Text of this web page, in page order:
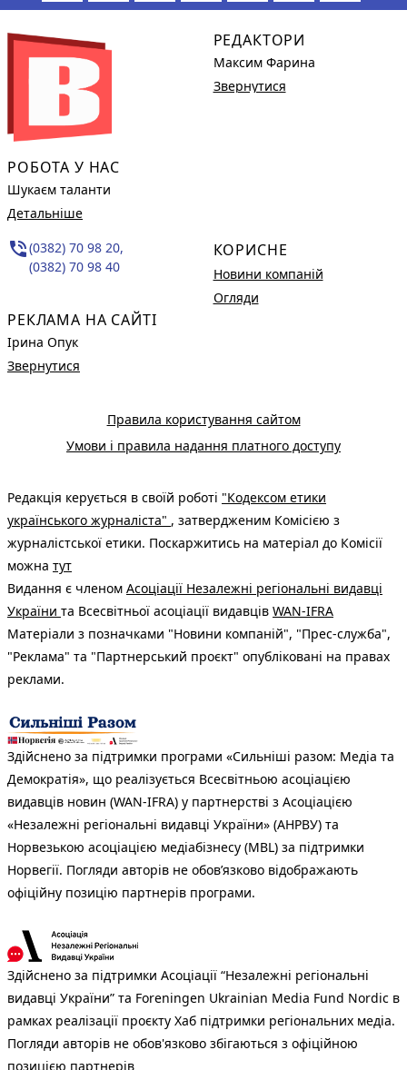
РОБОТА У НАС
Шукаєм таланти
Детальніше
phone_in_talk(0382) 70 98 20,
(0382) 70 98 40
РЕКЛАМА НА САЙТІ
Ірина Опук
Звернутися
РЕДАКТОРИ
Максим Фарина
Звернутися
КОРИСНЕ
Новини компаній
Огляди
Правила користування сайтом
Умови і правила надання платного доступу
Редакція керується в своїй роботі "Кодексом етики
українського журналіста" , затвердженим Комісією з
журналістської етики. Поскаржитись на матеріал до Комісії
можна тут
Видання є членом Асоціації Незалежні регіональні видавці
України та Всесвітньої асоціації видавців WAN-IFRA
Матеріали з позначками "Новини компаній", "Прес-служба",
"Реклама" та "Партнерський проєкт" опубліковані на правах
реклами.
Здійснено за підтримки програми «Сильніші разом: Медіа та
Демократія», що реалізується Всесвітньою асоціацією
видавців новин (WAN-IFRA) у партнерстві з Асоціацією
«Незалежні регіональні видавці України» (АНРВУ) та
Норвезькою асоціацією медіабізнесу (MBL) за підтримки
Норвегії. Погляди авторів не обов’язково відображають
офіційну позицію партнерів програми.
Здійснено за підтримки Асоціації “Незалежні регіональні
видавці України” та Foreningen Ukrainian Media Fund Nordic в
рамках реалізації проєкту Хаб підтримки регіональних медіа.
Погляди авторів не обов'язково збігаються з офіційною
позицією партнерів